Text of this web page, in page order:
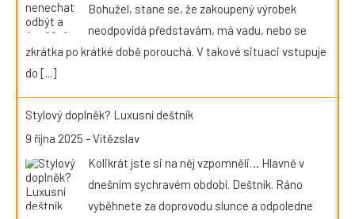
Bohužel, stane se, že zakoupený výrobek
neodpovídá představám, má vadu, nebo se
zkrátka po krátké době porouchá. V takové situaci vstupuje
do [...]
Stylový doplněk? Luxusní deštník
9 října 2025 -Vítězslav
Kolikrát jste si na něj vzpomněli… Hlavně v
dnešním sychravém období. Deštník. Ráno
vyběhnete za doprovodu slunce a odpoledne